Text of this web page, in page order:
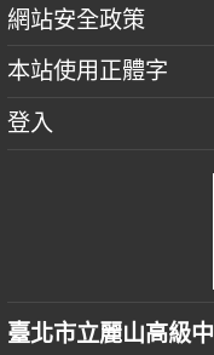
網站安全政策
本站使用正體字
登入
臺北市立麗山高級